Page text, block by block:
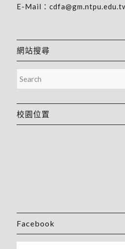
E-Mail：
網站搜尋
校園位置
Facebook